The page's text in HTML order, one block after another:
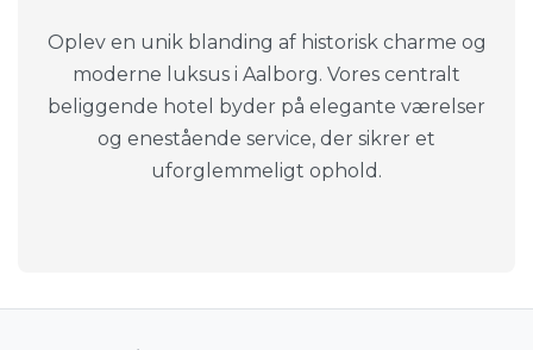
Oplev en unik blanding af historisk charme og
moderne luksus i Aalborg. Vores centralt
beliggende hotel byder på elegante værelser
og enestående service, der sikrer et
uforglemmeligt ophold.